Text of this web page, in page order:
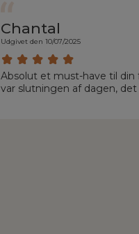
Chantal
Udgivet den 10/07/2025
Absolut et must-have til din
var slutningen af dagen,